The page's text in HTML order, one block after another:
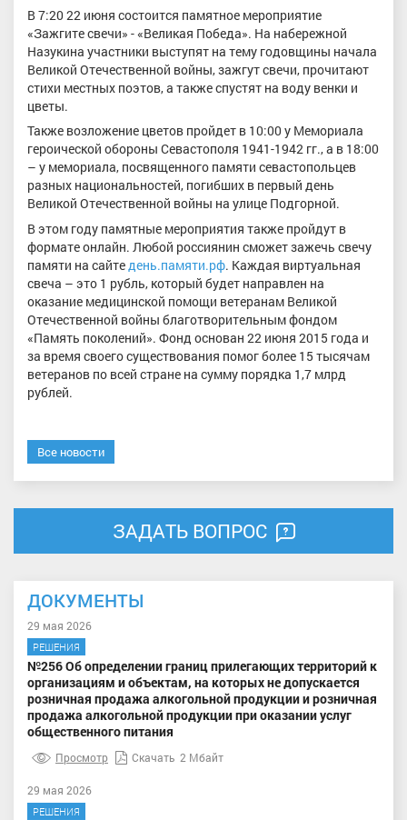
В 7:20 22 июня состоится памятное мероприятие
«Зажгите свечи» - «Великая Победа». На набережной
Назукина участники выступят на тему годовщины начала
Великой Отечественной войны, зажгут свечи, прочитают
стихи местных поэтов, а также спустят на воду венки и
цветы.
Также возложение цветов пройдет в 10:00 у Мемориала
героической обороны Севастополя 1941-1942 гг., а в 18:00
– у мемориала, посвященного памяти севастопольцев
разных национальностей, погибших в первый день
Великой Отечественной войны на улице Подгорной.
В этом году памятные мероприятия также пройдут в
формате онлайн. Любой россиянин сможет зажечь свечу
памяти на сайтедень.памяти.рф. Каждая виртуальная
свеча – это 1 рубль, который будет направлен на
оказание медицинской помощи ветеранам Великой
Отечественной войны благотворительным фондом
«Память поколений». Фонд основан 22 июня 2015 года и
за время своего существования помог более 15 тысячам
ветеранов по всей стране на сумму порядка 1,7 млрд
рублей.
Все новости
ЗАДАТЬ ВОПРОС
ДОКУМЕНТЫ
29 мая 2026
РЕШЕНИЯ
№256 Об определении границ прилегающих территорий к
организациям и объектам, на которых не допускается
розничная продажа алкогольной продукции и розничная
продажа алкогольной продукции при оказании услуг
общественного питания
Просмотр Скачать 2 Мбайт
29 мая 2026
РЕШЕНИЯ